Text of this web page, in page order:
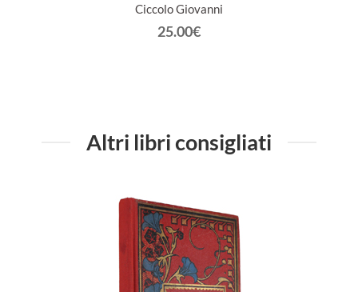
Ciccolo Giovanni
25.00€
Altri libri consigliati